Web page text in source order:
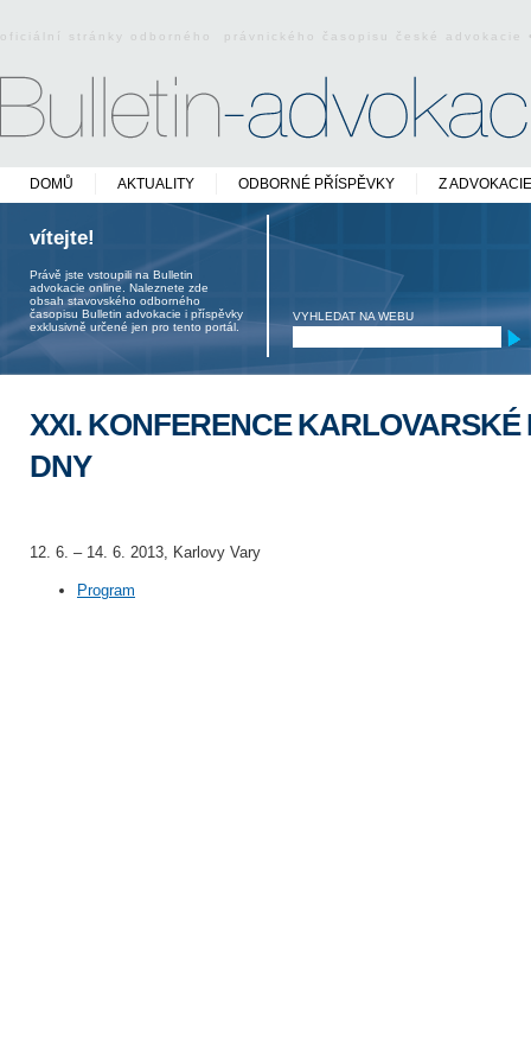
oficiální stránky odborného právnického časopisu české
DOMŮ AKTUALITY ODBORNÉ PŘÍSPĚVKY Z ADVOKACIE
vítejte!
Právě jste vstoupili na Bulletin
advokacie online. Naleznete zde
obsah stavovského odborného
časopisu Bulletin advokacie i příspěvky
exklusivně určené jen pro tento portál.
VYHLEDAT NA WEBU
XXI. KONFERENCE KARLOVARSKÉ
DNY
12. 6. – 14. 6. 2013, Karlovy Vary
Program